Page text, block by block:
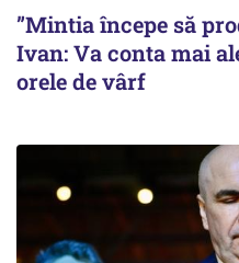
”Mintia începe să
Ivan: Va conta mai
orele de vârf